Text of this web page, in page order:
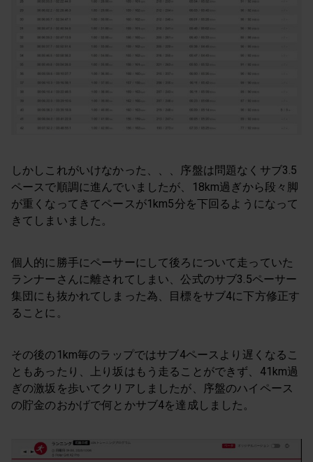
しかしこれがいけなかった、、、序盤は問題なくサブ3.5
ペースで順調に進んでいましたが、18km過ぎから段々脚
が重くなってきてペースが1km5分を下回るようになって
きてしまいました。
個人的に勝手にペーサーにして後ろについて走っていた
ランナーさんに離されてしまい、公式のサブ3.5ペーサー
集団にも抜かれてしまった為、目標をサブ4に下方修正す
ることに。
その後の1km毎のラップではサブ4ペースより遅くなるこ
ともあったり、上り坂はもう走ることができず、41km過
ぎの激坂を歩いてクリアしましたが、序盤のハイペース
の貯金のおかげで何とかサブ4を達成しました。